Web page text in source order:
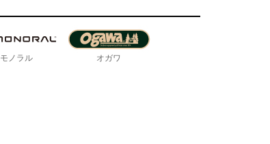
モノラル オガワ